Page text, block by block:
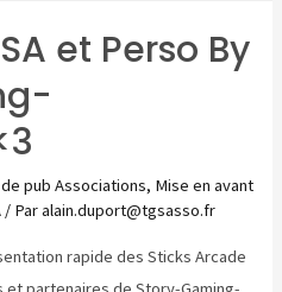
t
ta
ge
et Perso By
pub Associations, Mise en avant
/ Paralain.duport@tgsasso.fr
rapide des Sticks Arcade